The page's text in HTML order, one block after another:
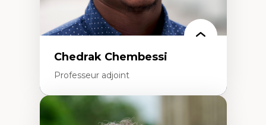
Chedrak Chembessi
Professeur adjoint